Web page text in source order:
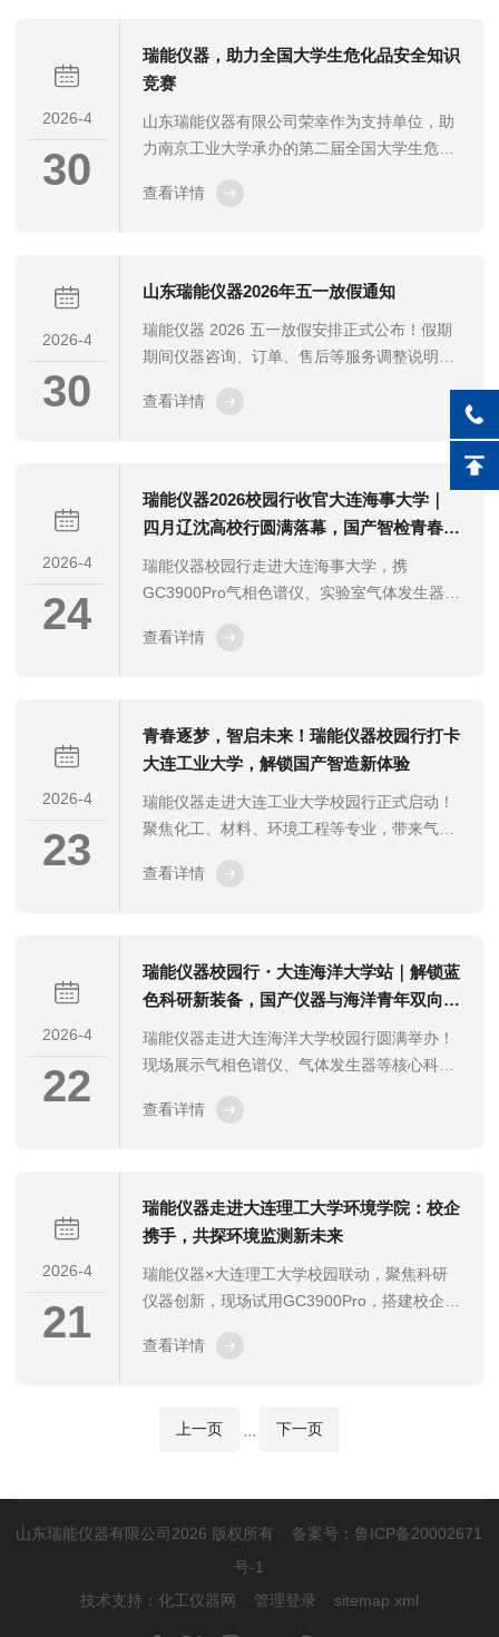
2026-4
30
瑞能仪器，助力全国大学生危化品安全知识
竞赛
山东瑞能仪器有限公司荣幸作为支持单位，助
力南京工业大学承办的第二届全国大学生危险
工安全，赋能青年人才成长。
查看详情
2026-4
30
山东瑞能仪器2026年五一放假通知
瑞能仪器 2026 五一放假安排正式公布！假期
期间仪器咨询、订单、售后等服务调整说明，
查看详情
2026-4
24
瑞能仪器2026校园行收官大连海事大学｜
四月辽沈高校行圆满落幕，国产智检青春接
力再出发
瑞能仪器校园行走进大连海事大学，携
GC3900Pro气相色谱仪、实验室气体发生器等
研合作洽谈，深化校企协同，赋能航海、环境
查看详情
2026-4
23
青春逐梦，智启未来！瑞能仪器校园行打卡
大连工业大学，解锁国产智造新体验
瑞能仪器走进大连工业大学校园行正式启动！
聚焦化工、材料、环境工程等专业，带来气相
展科研仪器选型指导、校企合作交流及人才对
查看详情
2026-4
22
瑞能仪器校园行・大连海洋大学站｜解锁蓝
色科研新装备，国产仪器与海洋青年双向奔
赴
瑞能仪器走进大连海洋大学校园行圆满举办！
现场展示气相色谱仪、气体发生器等核心科研
助力大连海洋大学水产科研与人才培养，搭建
查看详情
2026-4
21
瑞能仪器走进大连理工大学环境学院：校企
携手，共探环境监测新未来
瑞能仪器×大连理工大学校园联动，聚焦科研
仪器创新，现场试用GC3900Pro，搭建校企协
查看详情
上一页 ... 下一页
山东瑞能仪器有限公司2026 版权所有 备案号： 鲁ICP备20002671
号-1
技术支持： 化工仪器网 管理登录 sitemap.xml